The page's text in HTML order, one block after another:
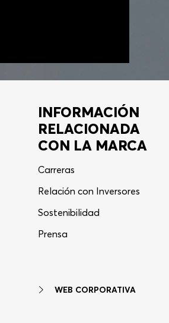
INFORMACIÓN
RELACIONADA
CON LA MARCA
Carreras
Relación con Inversores
Sostenibilidad
Prensa
WEB CORPORATIVA